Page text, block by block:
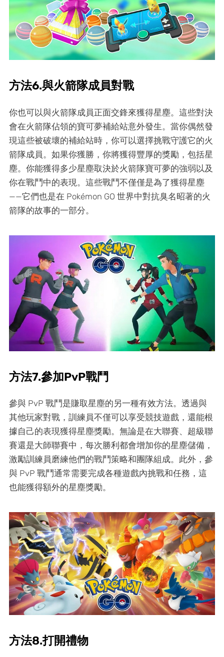
方法6.與火箭隊成員對戰
你也可以與火箭隊成員正面交鋒來獲得星塵。這些對決
會在火箭隊佔領的寶可夢補給站意外發生。當你偶然發
現這些被破壞的補給站時，你可以選擇挑戰守護它的火
箭隊成員。如果你獲勝，你將獲得豐厚的獎勵，包括星
塵。你能獲得多少星塵取決於火箭隊寶可夢的強弱以及
你在戰鬥中的表現。這些戰鬥不僅僅是為了獲得星塵
——它們也是在 Pokémon GO 世界中對抗臭名昭著的火
箭隊的故事的一部分。
方法7.參加PvP戰鬥
參與 PvP 戰鬥是賺取星塵的另一種有效方法。透過與
其他玩家對戰，訓練員不僅可以享受競技遊戲，還能根
據自己的表現獲得星塵獎勵。無論是在大聯賽、超級聯
賽還是大師聯賽中，每次勝利都會增加你的星塵儲備，
激勵訓練員磨練他們的戰鬥策略和團隊組成。此外，參
與 PvP 戰鬥通常需要完成各種遊戲內挑戰和任務，這
也能獲得額外的星塵獎勵。
方法8.打開禮物